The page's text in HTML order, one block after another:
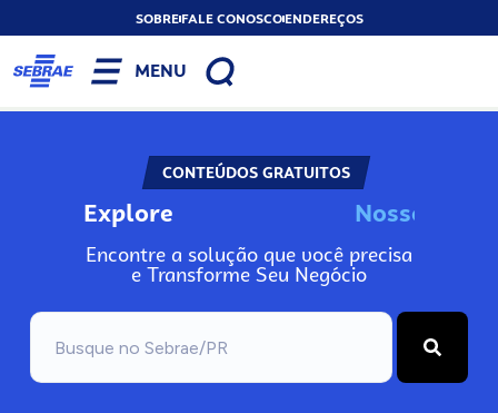
SOBREFALE CONOSCOENDEREÇOS
MENU
CONTEÚDOS GRATUITOS
Explore No
Encontre a solução que você precisa
e Transforme Seu Negócio